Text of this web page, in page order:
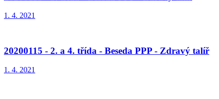
1. 4. 2021
20200115 - 2. a 4. třída - Beseda PPP - Zdravý talíř
1. 4. 2021